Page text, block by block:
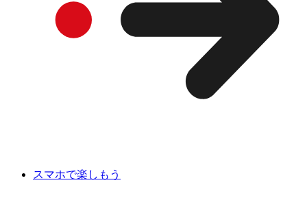
スマホで楽しもう